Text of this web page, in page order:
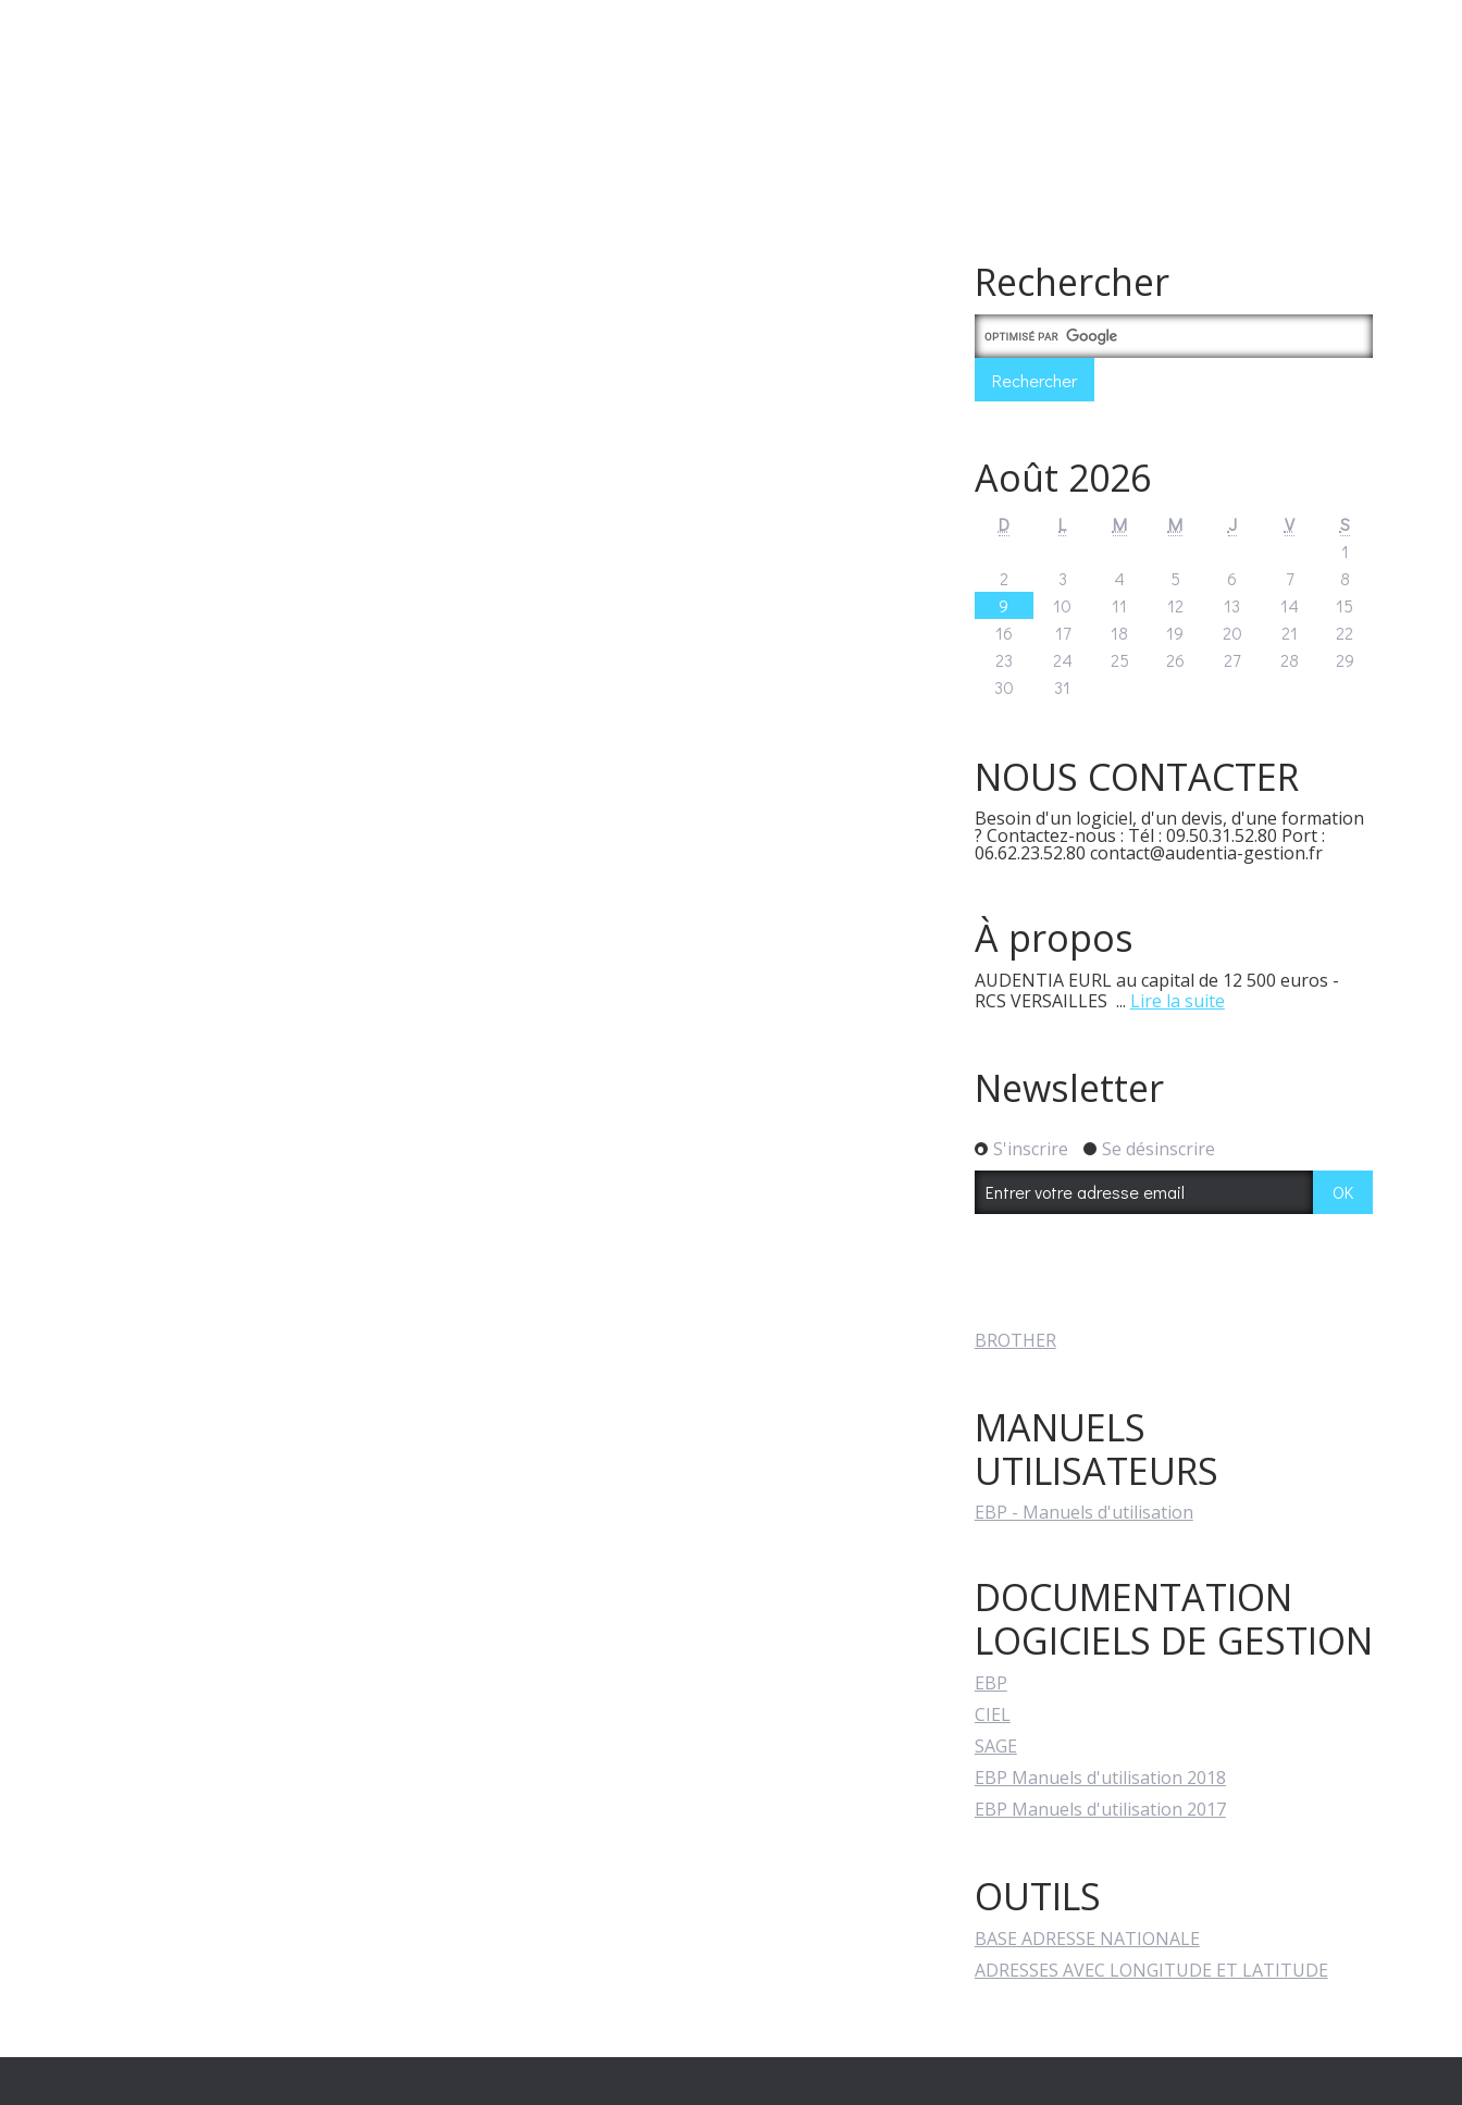
Rechercher
Août 2026
D L M M J V
S
1
2
3 4 5 6 7
8
9
10 11 12 13 14
15
16
17 18 19 20 21
22
23
24 25 26 27 28
29
30
31
NOUS CONTACTER
Besoin d'un logiciel, d'un devis, d'une formation
? Contactez-nous : Tél : 09.50.31.52.80 Port :
06.62.23.52.80 contact@audentia-gestion.fr
À propos
AUDENTIA EURL au capital de 12 500 euros -
RCS VERSAILLES ... Lire la suite
Newsletter
S'inscrire Se désinscrire
BROTHER
MANUELS
UTILISATEURS
EBP - Manuels d'utilisation
DOCUMENTATION
LOGICIELS DE GESTION
EBP
CIEL
SAGE
EBP Manuels d'utilisation 2018
EBP Manuels d'utilisation 2017
OUTILS
BASE ADRESSE NATIONALE
ADRESSES AVEC LONGITUDE ET LATITUDE